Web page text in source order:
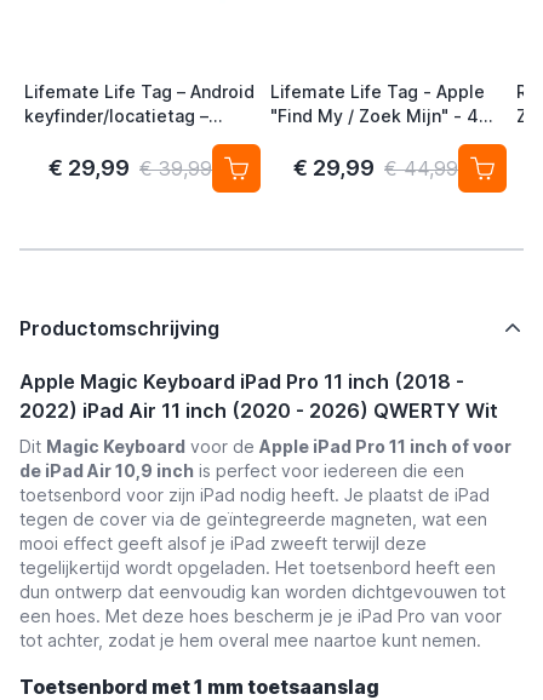
Lifemate Life Tag – Android
keyfinder/locatietag –
Android/Google Find My
Device – 4-pack
€ 29,99 € 39,99
Lifemate Life Tag - Apple
"Find My / Zoek Mijn" - 4
Pack - AirTag Alternatief
€ 29,99 € 44,99
Productomschrijving
Apple Magic Keyboard iPad Pro 11 inch (2018 -
2022) iPad Air 11 inch (2020 - 2026) QWERTY Wit
Dit Magic Keyboard voor de Apple iPad Pro 11 inch of voor
de iPad Air 10,9 inch is perfect voor iedereen die een
toetsenbord voor zijn iPad nodig heeft. Je plaatst de iPad
tegen de cover via de geïntegreerde magneten, wat een
mooi effect geeft alsof je iPad zweeft terwijl deze
tegelijkertijd wordt opgeladen. Het toetsenbord heeft een
dun ontwerp dat eenvoudig kan worden dichtgevouwen tot
een hoes. Met deze hoes bescherm je je iPad Pro van voor
tot achter, zodat je hem overal mee naartoe kunt nemen.
Toetsenbord met 1 mm toetsaanslag